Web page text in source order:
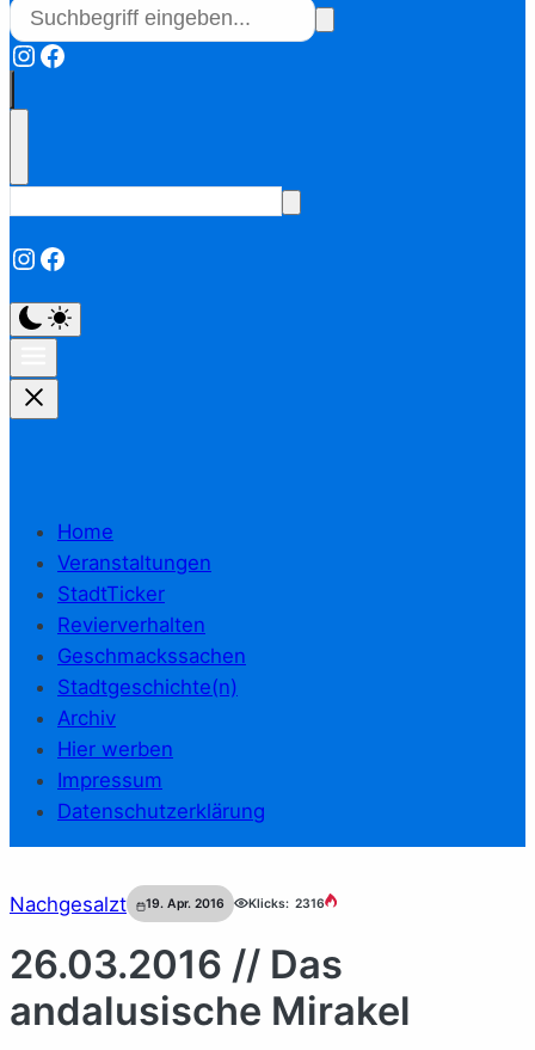
Instagram
Facebook
Instagram
Facebook
Home
Veranstaltungen
StadtTicker
Revierverhalten
Geschmackssachen
Stadtgeschichte(n)
Archiv
Hier werben
Impressum
Datenschutzerklärung
Nachgesalzt 19. Apr. 2016 Klicks: 2316
26.03.2016 // Das
andalusische Mirakel